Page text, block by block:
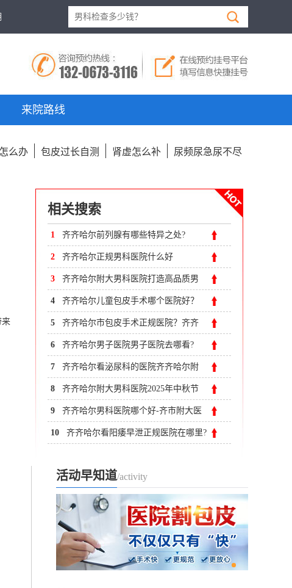
来院路线
么办 包皮过长自测 肾虚怎么补 尿频尿急尿不尽
相关搜索
1 齐齐哈尔前列腺有哪些特异之处?
2 齐齐哈尔正规男科医院什么好
3 齐齐哈尔附大男科医院打造高品质男
科品牌-齐齐哈尔治疗前列腺炎价格
4 齐齐哈尔儿童包皮手术哪个医院好？
齐齐哈尔附大男科医院
5 齐齐哈尔市包皮手术正规医院？齐齐
哈尔附大男科医院
6 齐齐哈尔男子医院男子医院去哪看?
7 齐齐哈尔看泌尿科的医院齐齐哈尔附
大男科医院
8 齐齐哈尔附大男科医院2025年中秋节
国庆节不放假,专家正常接诊
9 齐齐哈尔男科医院哪个好-齐市附大医
院男科
10 齐齐哈尔看阳痿早泄正规医院在哪里?
活动早知道/activity